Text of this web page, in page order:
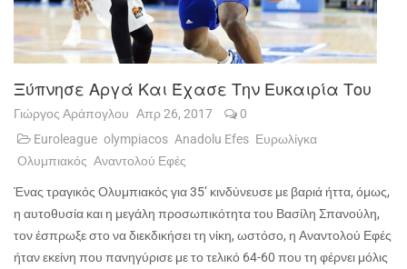
Ξύπνησε Αργά Και Έχασε Την Ευκαιρία Του
Γιώργος Αράπογλου Απρ 26, 2017
0
Euroleague olympiacos Anadolu Efes Ευρωλίγκα
Ολυμπιακός Αναντολού Εφές
Ένας τραγικός Ολυμπιακός για 35’ κινδύνευσε με βαριά ήττα, όμως,
η αυτοθυσία και η μεγάλη προσωπικότητα του Βασίλη Σπανούλη,
τον έσπρωξε στο να διεκδικήσει τη νίκη, ωστόσο, η Αναντολού Εφές
ήταν εκείνη που πανηγύρισε με το τελικό 64-60 που τη φέρνει μόλις